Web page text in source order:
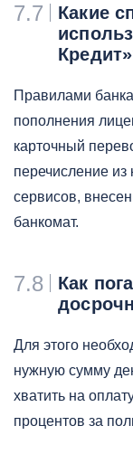
7.7
Какие
Правилами
пополнения
карточный
перечисление
сервисов,
банкомат.
7.8
Как
Для этого
нужную сумму
хватить на
процентов за